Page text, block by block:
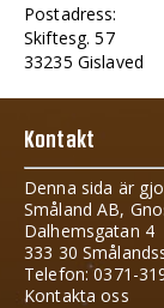
Postadress:
Skiftesg. 57
33235 Gislaved
Kontakt
Denna sida är
Småland AB,
Dalhemsgatan 4
333 30
Telefon: 0371-
Kontakta oss